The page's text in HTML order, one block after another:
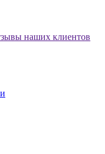
наших клиентов